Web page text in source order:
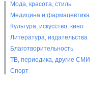
Мода, красота, стиль
Медицина и фармацевтика
Культура, искусство, кино
Литература, издательства
Благотворительность
ТВ, периодика, другие СМИ
Спорт